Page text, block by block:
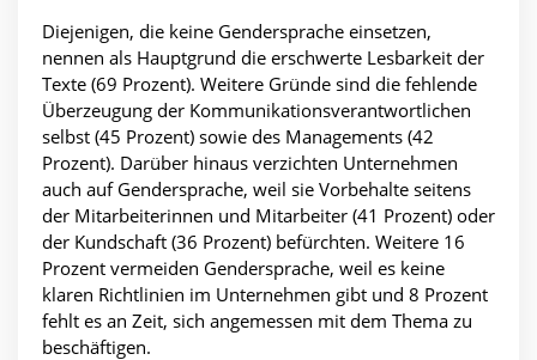
Diejenigen, die keine Gendersprache einsetzen,
nennen als Hauptgrund die erschwerte Lesbarkeit der
Texte (69 Prozent). Weitere Gründe sind die fehlende
Überzeugung der Kommunikationsverantwortlichen
selbst (45 Prozent) sowie des Managements (42
Prozent). Darüber hinaus verzichten Unternehmen
auch auf Gendersprache, weil sie Vorbehalte seitens
der Mitarbeiterinnen und Mitarbeiter (41 Prozent) oder
der Kundschaft (36 Prozent) befürchten. Weitere 16
Prozent vermeiden Gendersprache, weil es keine
klaren Richtlinien im Unternehmen gibt und 8 Prozent
fehlt es an Zeit, sich angemessen mit dem Thema zu
beschäftigen.